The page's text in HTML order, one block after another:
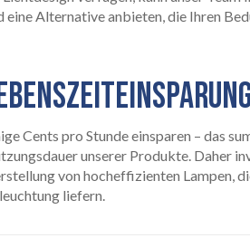
eine Alternative anbieten, die Ihren
Cents pro Stunde einsparen – das
unserer Produkte. Daher
von hocheffizienten Lampen,
liefern.